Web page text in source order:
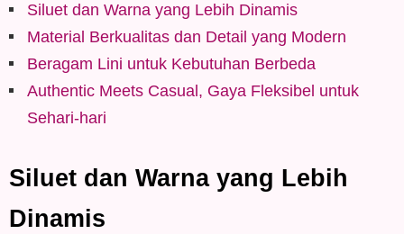
Siluet dan Warna yang Lebih Dinamis
Material Berkualitas dan Detail yang Modern
Beragam Lini untuk Kebutuhan Berbeda
Authentic Meets Casual, Gaya Fleksibel untuk
Sehari-hari
Siluet dan Warna yang Lebih
Dinamis